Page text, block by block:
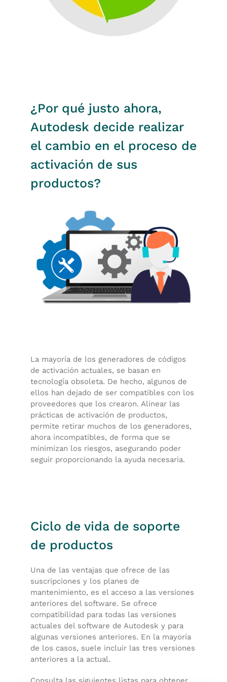
¿Por qué justo ahora,
Autodesk decide realizar
el cambio en el proceso de
activación de sus
productos?
La mayoría de los generadores de códigos
de activación actuales, se basan en
tecnología obsoleta. De hecho, algunos de
ellos han dejado de ser compatibles con los
proveedores que los crearon. Alinear las
prácticas de activación de productos,
permite retirar muchos de los generadores,
ahora incompatibles, de forma que se
minimizan los riesgos, asegurando poder
seguir proporcionando la ayuda necesaria.
Ciclo de vida de soporte
de productos
Una de las ventajas que ofrece de las
suscripciones y los planes de
mantenimiento, es el acceso a las versiones
anteriores del software. Se ofrece
compatibilidad para todas las versiones
actuales del software de Autodesk y para
algunas versiones anteriores. En la mayoría
de los casos, suele incluir las tres versiones
anteriores a la actual.